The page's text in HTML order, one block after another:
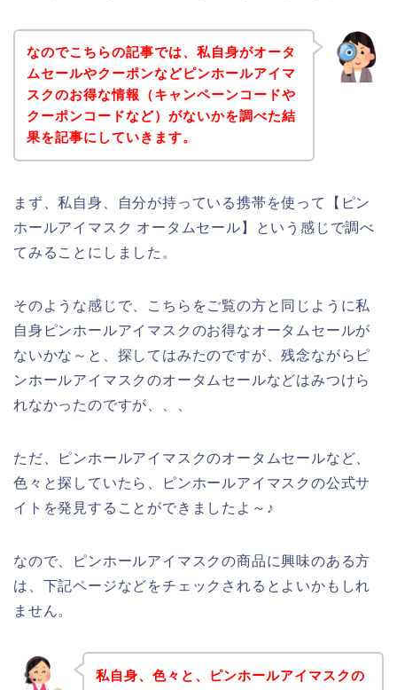
なのでこちらの記事では、私自身がオータ
ムセールやクーポンなどピンホールアイマ
スクのお得な情報（キャンペーンコードや
クーポンコードなど）がないかを調べた結
果を記事にしていきます。
まず、私自身、自分が持っている携帯を使って【ピン
ホールアイマスク オータムセール】という感じで調べ
てみることにしました。
そのような感じで、こちらをご覧の方と同じように私
自身ピンホールアイマスクのお得なオータムセールが
ないかな～と、探してはみたのですが、残念ながらピ
ンホールアイマスクのオータムセールなどはみつけら
れなかったのですが、、、
ただ、ピンホールアイマスクのオータムセールなど、
色々と探していたら、ピンホールアイマスクの公式サ
イトを発見することができましたよ～♪
なので、ピンホールアイマスクの商品に興味のある方
は、下記ページなどをチェックされるとよいかもしれ
ません。
私自身、色々と、ピンホールアイマスクの